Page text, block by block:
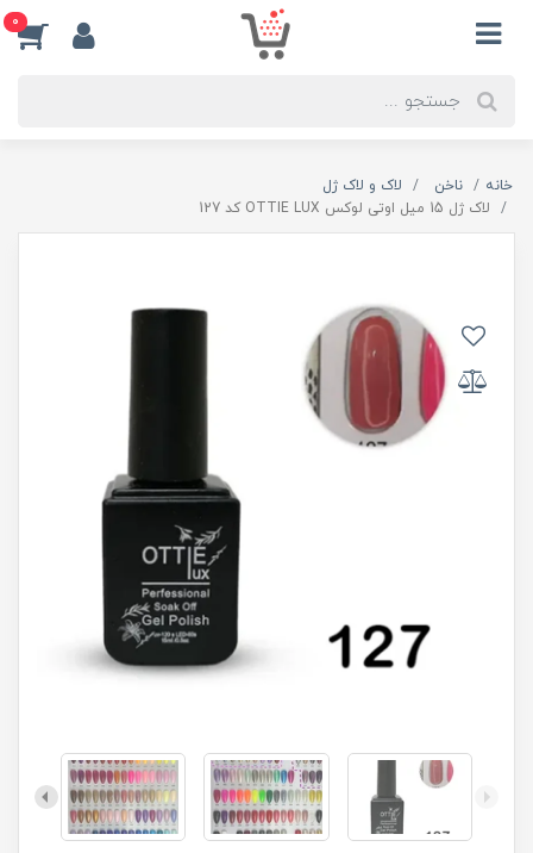
0
خانه ناخن
لاک و لاک ژل
لاک ژل 15 میل اوتی لوکس OTTIE LUX کد 127